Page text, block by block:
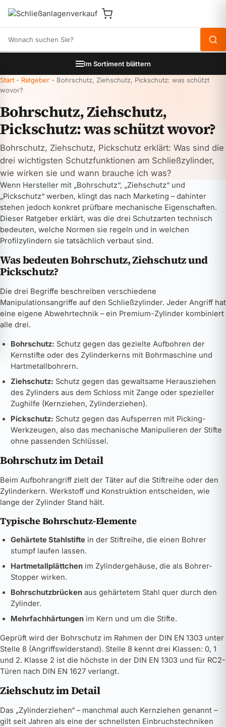
Im Sortiment blättern
Start - Ratgeber - Bohrschutz, Ziehschutz, Pickschutz: was schützt
wovor?
Bohrschutz, Ziehschutz,
Pickschutz: was schützt wovor?
Bohrschutz, Ziehschutz, Pickschutz erklärt: Was sind die
drei wichtigsten Schutzfunktionen am Schließzylinder,
wie wirken sie und wann brauche ich was?
Wenn Hersteller mit „Bohrschutz“, „Ziehschutz“ und
„Pickschutz“ werben, klingt das nach Marketing – dahinter
stehen jedoch konkret prüfbare mechanische Eigenschaften.
Dieser Ratgeber erklärt, was die drei Schutzarten technisch
bedeuten, welche Normen sie regeln und in welchen
Profilzylindern sie tatsächlich verbaut sind.
Was bedeuten Bohrschutz, Ziehschutz und
Pickschutz?
Die drei Begriffe beschreiben verschiedene
Manipulationsangriffe auf den Schließzylinder. Jeder Angriff hat
eine eigene Abwehrtechnik – ein Premium-Zylinder kombiniert
alle drei.
Bohrschutz: Schutz gegen das gezielte Aufbohren der
Kernstifte oder des Zylinderkerns mit Bohrmaschine und
Hartmetallbohrern.
Ziehschutz: Schutz gegen das gewaltsame Herausziehen
des Zylinders aus dem Schloss mit Zange oder spezieller
Zughilfe (Kernziehen, Zylinderziehen).
Pickschutz: Schutz gegen das Aufsperren mit Picking-
Werkzeugen, also das mechanische Manipulieren der Stifte
ohne passenden Schlüssel.
Bohrschutz im Detail
Beim Aufbohrangriff zielt der Täter auf die Stiftreihe oder den
Zylinderkern. Werkstoff und Konstruktion entscheiden, wie
lange der Zylinder Stand hält.
Typische Bohrschutz-Elemente
Gehärtete Stahlstiftein der Stiftreihe, die einen Bohrer
stumpf laufen lassen.
Hartmetallplättchenim Zylindergehäuse, die als Bohrer-
Stopper wirken.
Bohrschutzbrückenaus gehärtetem Stahl quer durch den
Zylinder.
Mehrfachhärtungenim Kern und um die Stifte.
Geprüft wird der Bohrschutz im Rahmen der DIN EN 1303 unter
Stelle 8 (Angriffswiderstand). Stelle 8 kennt drei Klassen: 0, 1
und 2. Klasse 2 ist die höchste in der DIN EN 1303 und für RC2-
Türen nach DIN EN 1627 verlangt.
Ziehschutz im Detail
Das „Zylinderziehen“ – manchmal auch Kernziehen genannt –
gilt seit Jahren als eine der schnellsten Einbruchstechniken